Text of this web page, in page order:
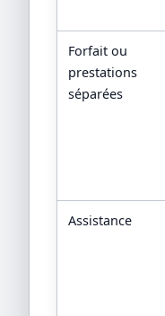
Forfait ou
prestations
séparées
Assistance